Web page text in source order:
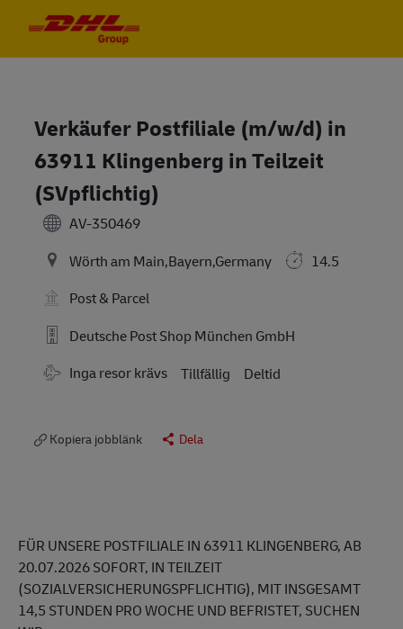
Verkäufer Postfiliale (m/w/d) in
63911 Klingenberg in Teilzeit
(SVpflichtig)
AV-350469
Wörth am Main,Bayern,Germany
14.5
Post & Parcel
Deutsche Post Shop München GmbH
Travel Required
Inga resor krävs Tillfällig Deltid
Kopiera jobblänk Dela
FÜR UNSERE POSTFILIALE IN 63911 KLINGENBERG, AB
20.07.2026 SOFORT, IN TEILZEIT
(SOZIALVERSICHERUNGSPFLICHTIG), MIT INSGESAMT
14,5 STUNDEN PRO WOCHE UND BEFRISTET, SUCHEN